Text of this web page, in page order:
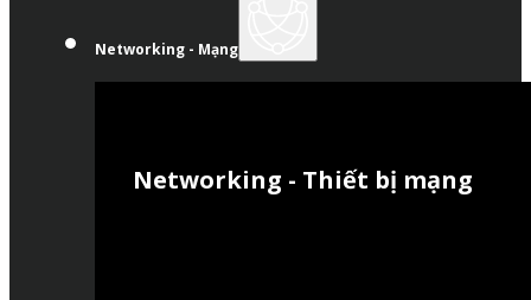
Networking - Mạng
Networking - Thiết bị mạng